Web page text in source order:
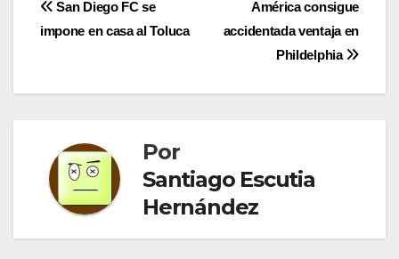
Navegación
de
entradas
América consigue
accidentada ventaja en
Phildelphia
San Diego FC se
impone en casa al Toluca
Por
Santiago Escutia
Hernández